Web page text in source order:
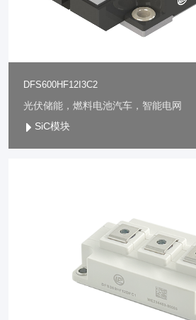
DFS600HF12I3C2
光伏储能，燃料电池汽车，智能电网
SiC模块